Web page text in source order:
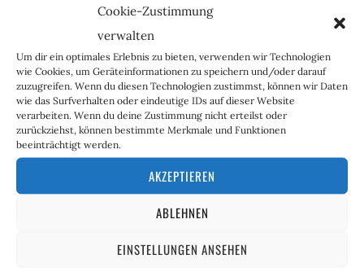
Cookie-Zustimmung
verwalten
Um dir ein optimales Erlebnis zu bieten, verwenden wir Technologien
wie Cookies, um Geräteinformationen zu speichern und/oder darauf
zuzugreifen. Wenn du diesen Technologien zustimmst, können wir Daten
wie das Surfverhalten oder eindeutige IDs auf dieser Website
verarbeiten. Wenn du deine Zustimmung nicht erteilst oder
zurückziehst, können bestimmte Merkmale und Funktionen
beeinträchtigt werden.
AKZEPTIEREN
ABLEHNEN
EINSTELLUNGEN ANSEHEN
Diskurs unterliegt, sobald es gelingt, schlechte Ideen gut
vorzutragen. Diewirklich
auch nur ein Teilnehmer mit der Offenheit nicht
einverstanden ist.Wie man etwas sagt, ist eben oft
wichtiger, alswasman sagt, oderwieman offline handelt.
Anders sind die immer noch währenden Erfolge
etablierter Parteien nicht zu erklären.
Auch die auf X perfektionierte Blasenbildung ist eine
Folge der Unmöglichkeit des offenen Diskurses. Die
Nutzer hören den Gegenmeinungen oft schlicht nicht zu
Bereichen. Der Algorithmus tut sein Übriges, um die